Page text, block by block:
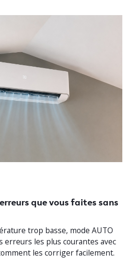
que vous faites sans
trop basse, mode AUTO
erreurs les plus courantes avec
les corriger facilement.